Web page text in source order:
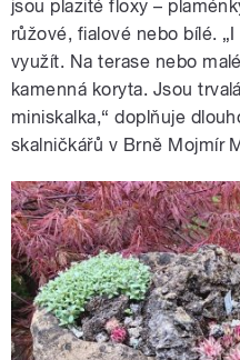
jsou plazité floxy –
růžové, fialové nebo bílé.
využít. Na terase nebo
kamenná koryta. Jsou
miniskalka,“ doplňuje
skalničkářů v Brně Mojmír